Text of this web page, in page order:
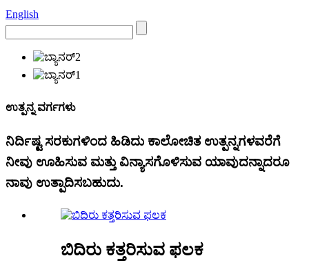
English
ಉತ್ಪನ್ನ ವರ್ಗಗಳು
ನಿರ್ದಿಷ್ಟ ಸರಕುಗಳಿಂದ ಹಿಡಿದು ಕಾಲೋಚಿತ ಉತ್ಪನ್ನಗಳವರೆಗೆ
ನೀವು ಊಹಿಸುವ ಮತ್ತು ವಿನ್ಯಾಸಗೊಳಿಸುವ ಯಾವುದನ್ನಾದರೂ
ನಾವು ಉತ್ಪಾದಿಸಬಹುದು.
ಬಿದಿರು ಕತ್ತರಿಸುವ ಫಲಕ